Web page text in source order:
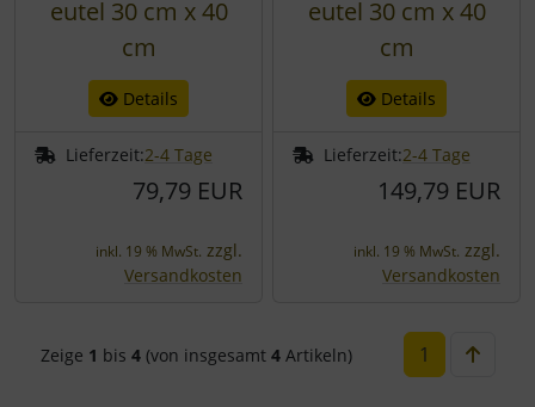
eutel 30 cm x 40
cm
Details
Lieferzeit:2-4 Tage
79,79 EUR
inkl. 19 % MwSt. zzgl.
Versandkosten
eutel 30 cm x 40
cm
Details
Lieferzeit:2-4 Tage
149,79 EUR
inkl. 19 % MwSt. zzgl.
Versandkosten
Zeige 1 bis 4(von insgesamt 4Artikeln) 1